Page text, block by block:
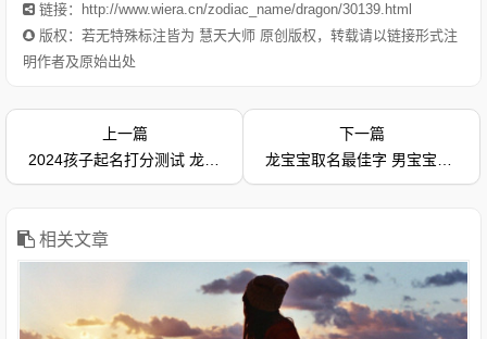
链接：http://www.wiera.cn/zodiac_name/dragon/30139.html
版权：若无特殊标注皆为 慧天大师 原创版权，转载请以链接形式注
明作者及原始出处
上一篇
2024孩子起名打分测试 龙宝宝取名最佳字 女宝宝名字 吴艺汐
下一篇
龙宝宝取名最佳字 男宝宝名字 何沁文 五格是什么2024
相关文章
1.生肖龙(辰)的吉祥名字推荐-崔铭珏崔铭珏 为通过偏旁部首
【钅】推荐而来生肖龙(辰)适合的偏旁部首为：水、金、玉、
白、赤、月、鱼、酉、人、氵、钅、亻姓氏崔的笔画数是 11字
山；b.高大。姓。